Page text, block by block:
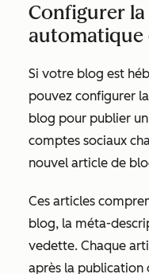
Configurer
automatique
Si votre blog est
pouvez configurer
blog pour publier
comptes sociaux
nouvel article de
Ces articles
blog, la méta-
vedette. Chaque
après la publication